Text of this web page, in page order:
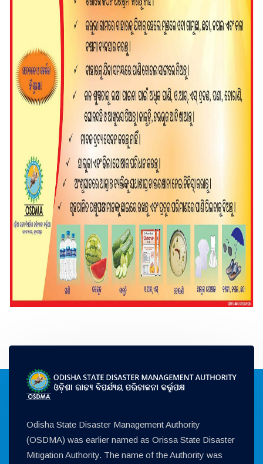
Odisha State Disaster Management Authority
(OSDMA) was earlier named as Orissa State Disaster
Mitigation Authority. The name of the Authority was